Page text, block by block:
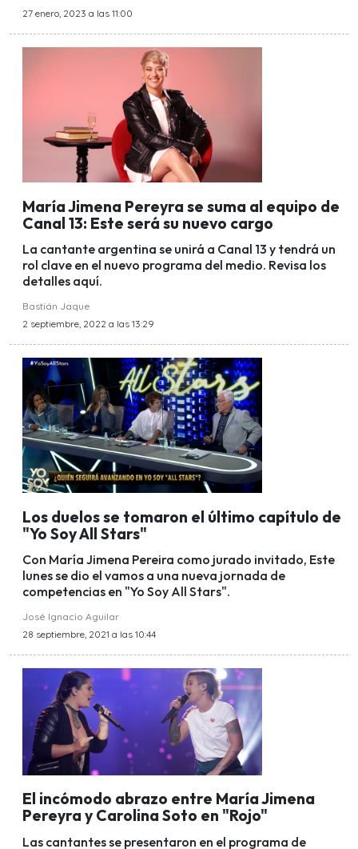
27 enero, 2023 a las 11:00
María Jimena Pereyra se suma al equipo de
Canal 13: Este será su nuevo cargo
La cantante argentina se unirá a Canal 13 y tendrá un
rol clave en el nuevo programa del medio. Revisa los
detalles aquí.
Bastián Jaque
2 septiembre, 2022 a las 13:29
Los duelos se tomaron el último capítulo de
"Yo Soy All Stars"
Con María Jimena Pereira como jurado invitado, Este
lunes se dio el vamos a una nueva jornada de
competencias en "Yo Soy All Stars".
José Ignacio Aguilar
28 septiembre, 2021 a las 10:44
El incómodo abrazo entre María Jimena
Pereyra y Carolina Soto en "Rojo"
Las cantantes se presentaron en el programa de